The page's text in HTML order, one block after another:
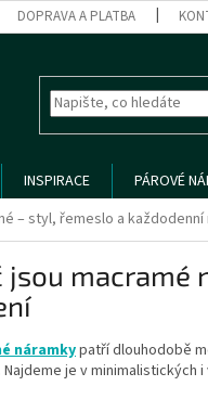
DOPRAVA A PLATBA
INSPIRACE PÁROVÉ
– styl, řemeslo a každodenní
jsou macramé
náramkypatří dlouhodobě
je v minimalistických